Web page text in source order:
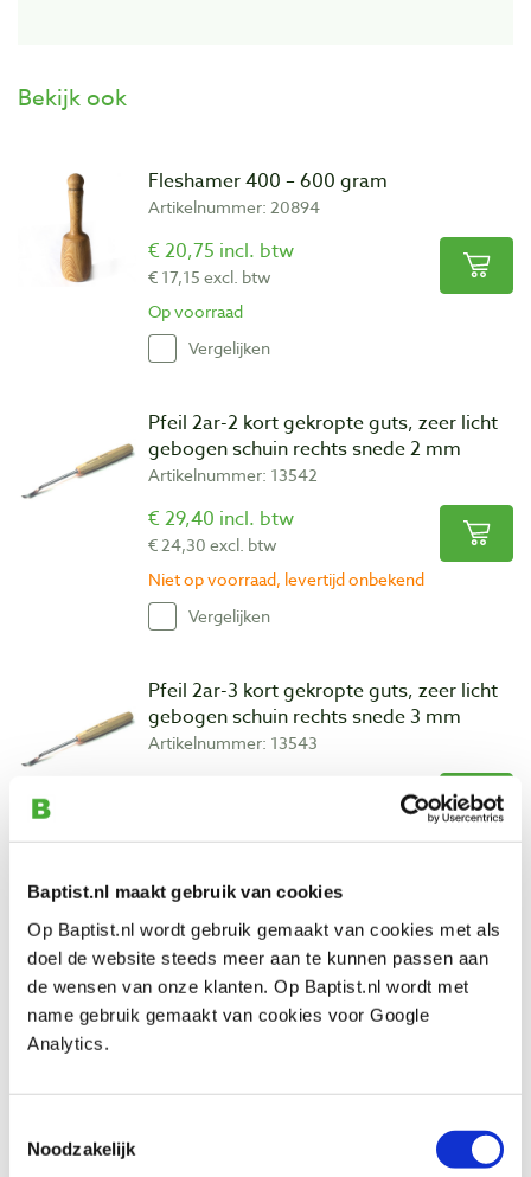
Baptist.nl maakt gebruik van cookies
Op Baptist.nl wordt gebruik gemaakt van cookies met als
doel de website steeds meer aan te kunnen passen aan
de wensen van onze klanten. Op Baptist.nl wordt met
name gebruik gemaakt van cookies voor Google
Analytics.
Noodzakelijk
Bekijk ook
Fleshamer 400 – 600 gram
Artikelnummer: 20894
€ 20,75 incl. btw
€ 17,15 excl. btw
Op voorraad
Vergelijken
Pfeil 2ar-2 kort gekropte guts, zeer licht
gebogen schuin rechts snede 2 mm
Artikelnummer: 13542
€ 29,40 incl. btw
€ 24,30 excl. btw
Niet op voorraad, levertijd onbekend
Vergelijken
Pfeil 2ar-3 kort gekropte guts, zeer licht
gebogen schuin rechts snede 3 mm
Artikelnummer: 13543
Op voorraad
Vergelijken
Pfeil 2ar-5 kort gekropte guts, zeer licht
gebogen schuin rechts snede 5 mm
Artikelnummer: 13544